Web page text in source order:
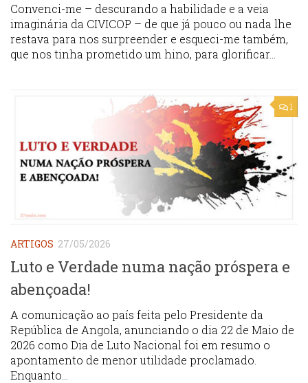
Convenci-me – descurando a habilidade e a veia
imaginária da CIVICOP – de que já pouco ou nada lhe
restava para nos surpreender e esqueci-me também,
que nos tinha prometido um hino, para glorificar...
1
ARTIGOS 27/05/2026
Luto e Verdade numa nação próspera e
abençoada!
A comunicação ao país feita pelo Presidente da
República de Angola, anunciando o dia 22 de Maio de
2026 como Dia de Luto Nacional foi em resumo o
apontamento de menor utilidade proclamado.
Enquanto...